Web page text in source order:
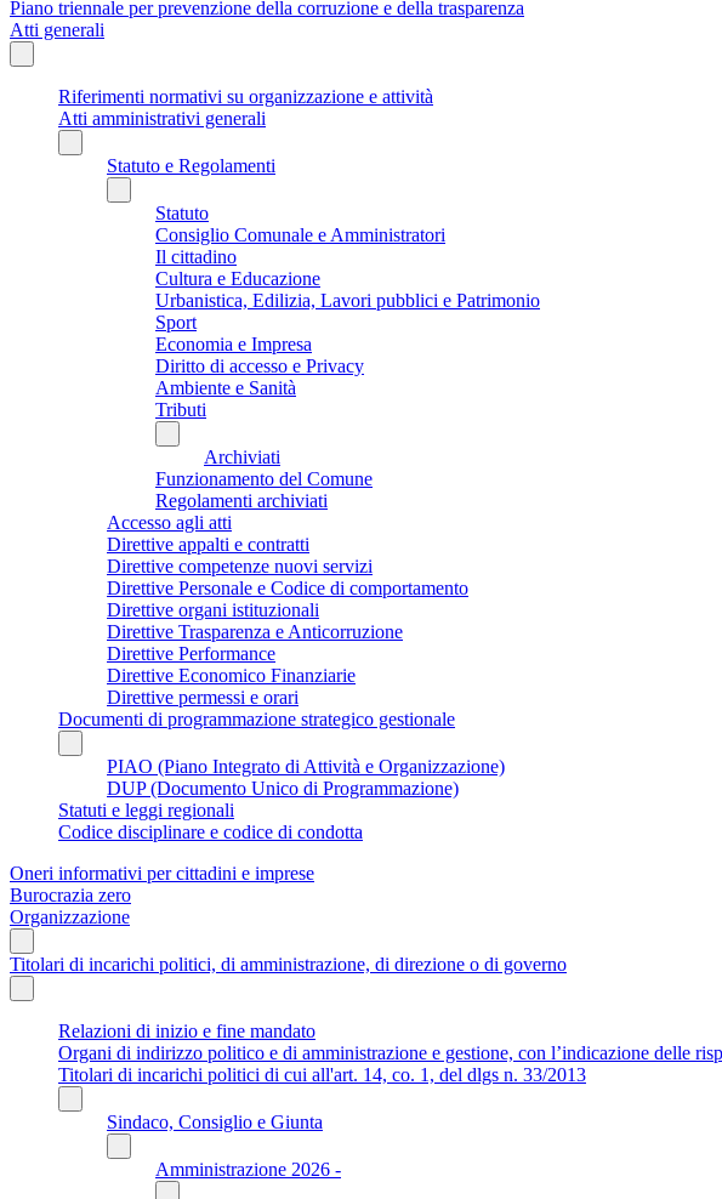
Piano triennale per prevenzione della corruzione e della trasparenza
Atti generali
Riferimenti normativi su organizzazione e attività
Atti amministrativi generali
Statuto e Regolamenti
Statuto
Consiglio Comunale e Amministratori
Il cittadino
Cultura e Educazione
Urbanistica, Edilizia, Lavori pubblici e Patrimonio
Sport
Economia e Impresa
Diritto di accesso e Privacy
Ambiente e Sanità
Tributi
Archiviati
Funzionamento del Comune
Regolamenti archiviati
Accesso agli atti
Direttive appalti e contratti
Direttive competenze nuovi servizi
Direttive Personale e Codice di comportamento
Direttive organi istituzionali
Direttive Trasparenza e Anticorruzione
Direttive Performance
Direttive Economico Finanziarie
Direttive permessi e orari
Documenti di programmazione strategico gestionale
PIAO (Piano Integrato di Attività e Organizzazione)
DUP (Documento Unico di Programmazione)
Statuti e leggi regionali
Codice disciplinare e codice di condotta
Oneri informativi per cittadini e imprese
Burocrazia zero
Organizzazione
Titolari di incarichi politici, di amministrazione, di direzione o di governo
Relazioni di inizio e fine mandato
Organi di indirizzo politico e di amministrazione e gestione, con l’indicazione delle
Titolari di incarichi politici di cui all'art. 14, co. 1, del dlgs n. 33/2013
Sindaco, Consiglio e Giunta
Amministrazione 2026 -